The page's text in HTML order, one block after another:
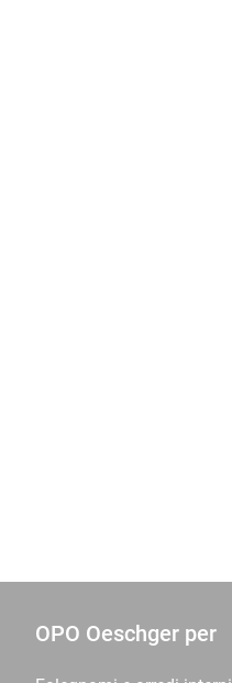
OPO Oeschger per